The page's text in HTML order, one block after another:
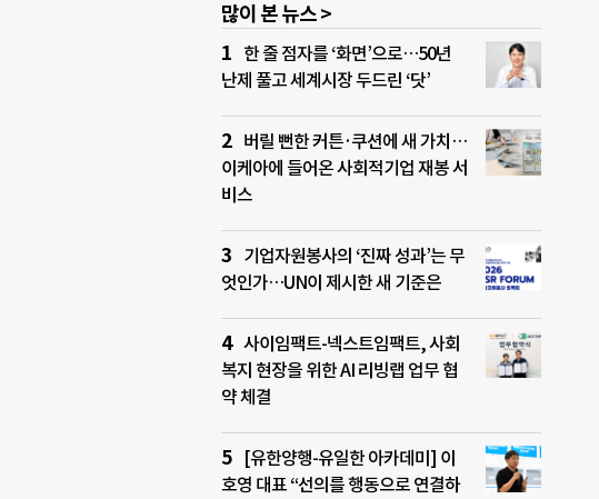
많이 본 뉴스 >
한 줄 점자를 ‘화면’으로…50년
난제 풀고 세계시장 두드린 ‘닷’
버릴 뻔한 커튼·쿠션에 새 가치…
이케아에 들어온 사회적기업 재봉 서
비스
기업자원봉사의 ‘진짜 성과’는 무
엇인가…UN이 제시한 새 기준은
사이임팩트-넥스트임팩트, 사회
복지 현장을 위한 AI 리빙랩 업무 협
약 체결
[유한양행-유일한 아카데미] 이
호영 대표 “선의를 행동으로 연결하